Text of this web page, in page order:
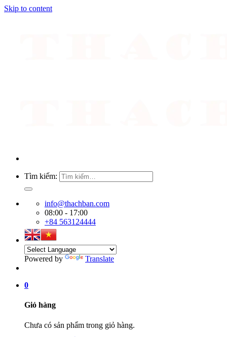
Skip to content
Tìm kiếm:
info@thachban.com
08:00 - 17:00
+84 563124444
Powered by Translate
0
Giỏ hàng
Chưa có sản phẩm trong giỏ hàng.